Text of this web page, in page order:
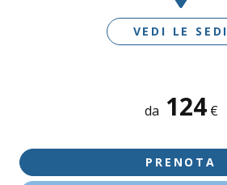
VEDI LE SEDI
SEDI DISPONIBILI
LONATO D/G - VIA CESARE BATTISTI
da 124€
PRENOTA